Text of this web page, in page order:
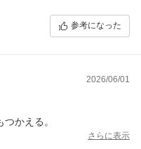
参考になった
2026/06/01
かえる。
さらに表示